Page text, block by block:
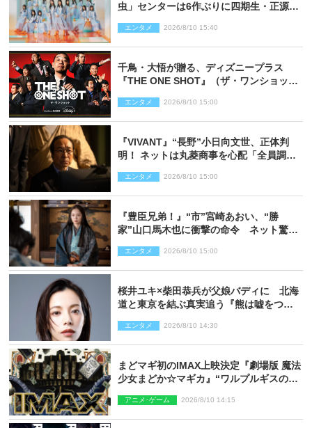
虫」センターは6作ぶりに四期生・正源司
エンタメ 2026/8/10 15:40
千鳥・大悟が贈る、ディズニープラス
『THE ONE SHOT』（ザ・ワンショッ
を投じる“真の笑い”を見る大会がついに
開幕
エンタメ 2026/8/10 15:00
『VIVANT』“長野”小日向文世、正体判
明！ ネットは丸菱商事を心配「全員調べ
エンタメ 2026/8/10 15:00
『豊臣兄弟！』“市”宮崎あおい、“勝
家”山口馬木也に衝撃の命令 ネット驚き
あり）
エンタメ 2026/8/10 15:00
桜井ユキ×柴田恭兵が父娘バディに 北海
道と東京を結ぶ真実追う『熊は嘘をつか
エンタメ 2026/8/10 14:30
まどマギ初のIMAX上映決定『劇場版 魔法
少女まどか☆マギカ』“ワルプルギスの
アニメ･ゲーム 2026/8/10 14:15